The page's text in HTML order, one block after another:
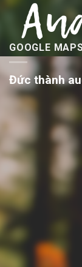
GOOGLE
Đức thành